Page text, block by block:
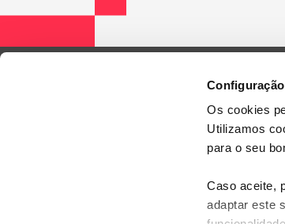
Os cookies
Utilizamos
para o seu
Caso aceite,
adaptar este